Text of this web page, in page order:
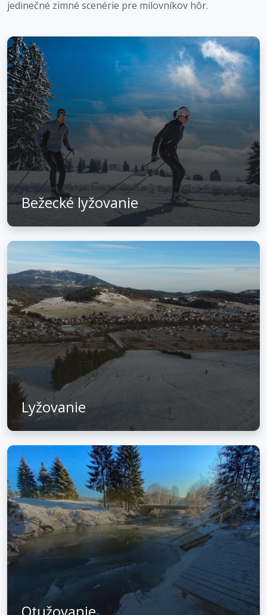
jedinečné zimné scenérie pre milovníkov hôr.
Bežecké lyžovanie
Lyžovanie